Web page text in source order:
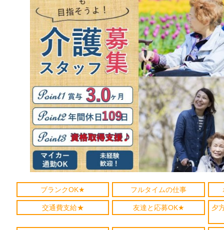
ブランクOK★ フルタイムの仕事
交通費支給★ 友達と応募OK★ 夕